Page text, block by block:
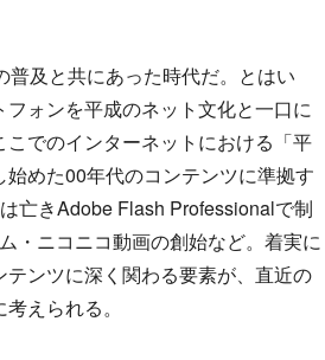
及と共にあった時代だ。とはい
ォンを平成のネット文化と一口に
でのインターネットにおける「平
めた00年代のコンテンツに準拠す
亡きAdobe Flash Professionalで制
・ニコニコ動画の創始など。着実に
ンツに深く関わる要素が、直近の
えられる。